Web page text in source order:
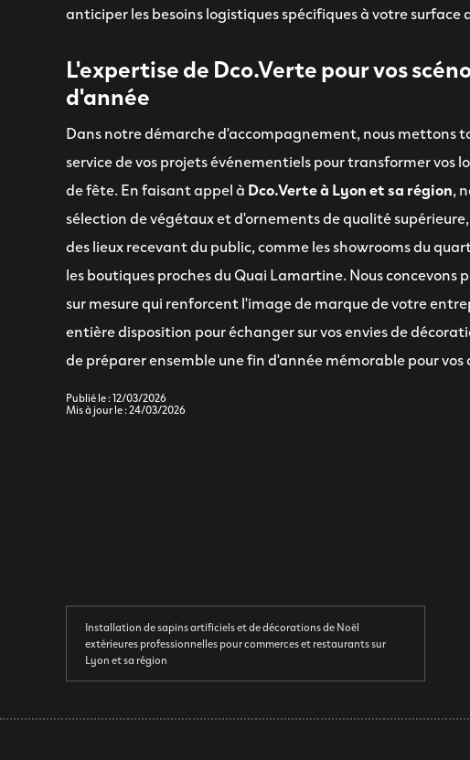
anticiper les besoins logistiques spécifiques à votre surface
L'expertise de Dco.Verte pour vos
d'année
Dans notre démarche d'accompagnement, nous mettons
service de vos projets événementiels pour transformer vos
de fête. En faisant appel à Dco.Verte à Lyon et sa région,
sélection de végétaux et d'ornements de qualité
des lieux recevant du public, comme les showrooms du
les boutiques proches du Quai Lamartine. Nous concevons
sur mesure qui renforcent l'image de marque de votre
entière disposition pour échanger sur vos envies de
de préparer ensemble une fin d'année mémorable pour vos
Publié le : 12/03/2026
Mis à jour le : 24/03/2026
Installation de sapins artificiels et de décorations de Noël
extérieures professionnelles pour commerces et restaurants sur
Lyon et sa région